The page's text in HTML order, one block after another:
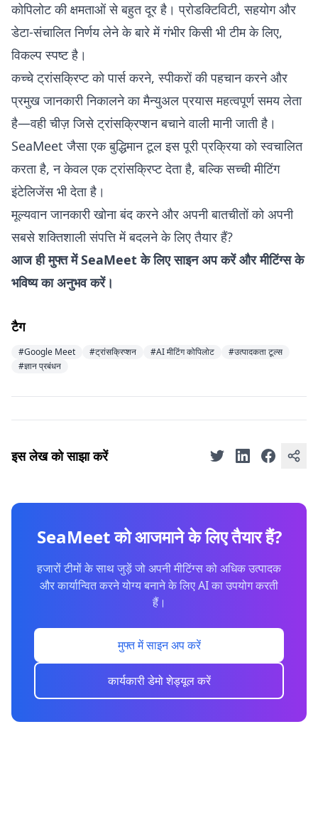
कोपिलोट की क्षमताओं से बहुत दूर है। प्रोडक्टिविटी, सहयोग और
डेटा-संचालित निर्णय लेने के बारे में गंभीर किसी भी टीम के लिए,
विकल्प स्पष्ट है।
कच्चे ट्रांसक्रिप्ट को पार्स करने, स्पीकरों की पहचान करने और
प्रमुख जानकारी निकालने का मैन्युअल प्रयास महत्वपूर्ण समय लेता
है—वही चीज़ जिसे ट्रांसक्रिप्शन बचाने वाली मानी जाती है।
SeaMeet जैसा एक बुद्धिमान टूल इस पूरी प्रक्रिया को स्वचालित
करता है, न केवल एक ट्रांसक्रिप्ट देता है, बल्कि सच्ची मीटिंग
इंटेलिजेंस भी देता है।
मूल्यवान जानकारी खोना बंद करने और अपनी बातचीतों को अपनी
सबसे शक्तिशाली संपत्ति में बदलने के लिए तैयार हैं?
आज ही मुफ्त में SeaMeet के लिए साइन अप करेंऔर मीटिंग्स के
भविष्य का अनुभव करें।
टैग
#Google Meet #ट्रांसक्रिप्शन #AI मीटिंग कोपिलोट
#उत्पादकता टूल्स
#ज्ञान प्रबंधन
इस लेख को साझा करें
SeaMeet को आजमाने के लिए तैयार हैं?
हजारों टीमों के साथ जुड़ें जो अपनी मीटिंग्स को अधिक उत्पादक
और कार्यान्वित करने योग्य बनाने के लिए AI का उपयोग करती
हैं।
मुफ्त में साइन अप करें
कार्यकारी डेमो शेड्यूल करें